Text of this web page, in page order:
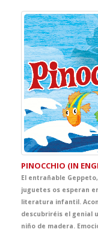
PINOCCHIO (IN
El entrañable
juguetes os esperan
literatura infantil.
descubriréis el genial